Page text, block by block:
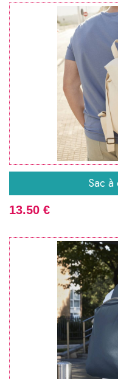
Sac
13.50 €